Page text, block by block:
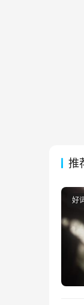
推
好